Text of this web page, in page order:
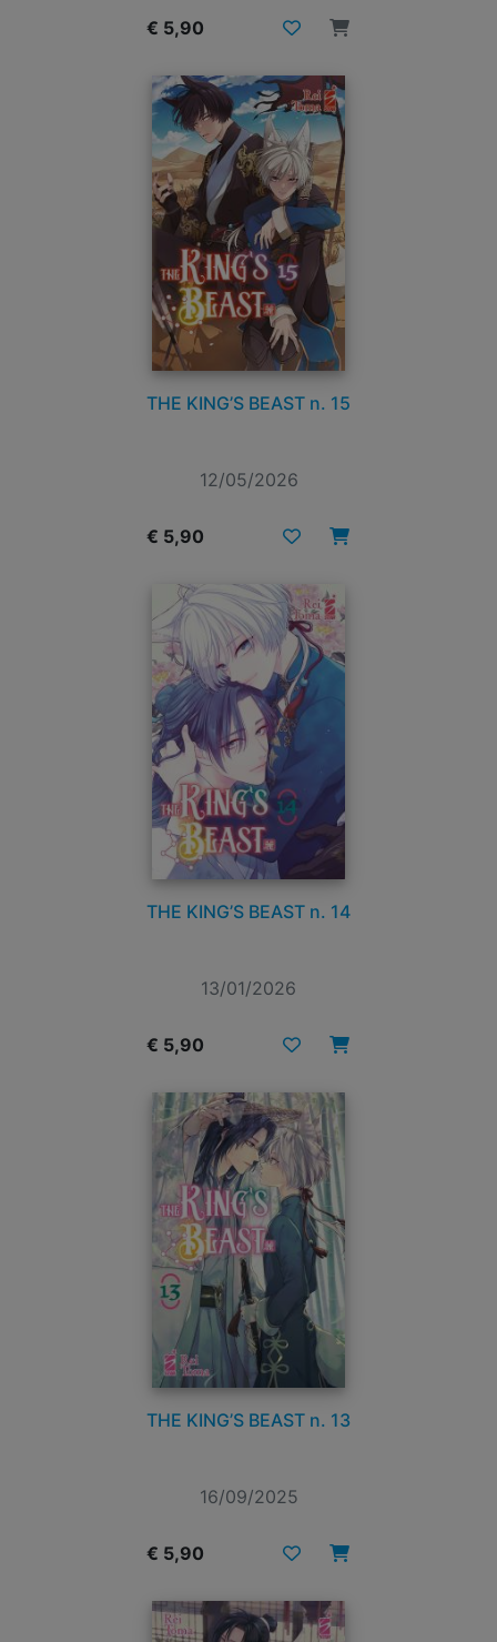
€ 5,90
THE KING’S BEAST n. 15
12/05/2026
€ 5,90
THE KING’S BEAST n. 14
13/01/2026
€ 5,90
THE KING’S BEAST n. 13
16/09/2025
€ 5,90